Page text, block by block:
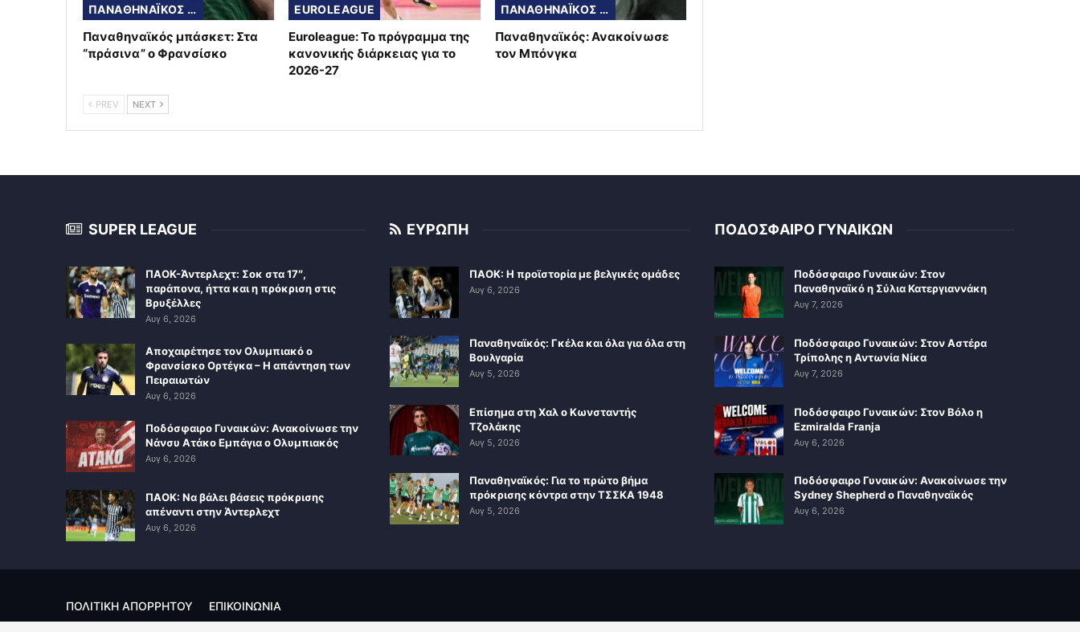
ΠΑΝΑΘΗΝΑΪΚΟΣ ΜΠΑΣΚΕΤ
Παναθηναϊκός μπάσκετ: Στα
“πράσινα” ο Φρανσίσκο
EUROLEAGUE
Euroleague: Το πρόγραμμα της
κανονικής διάρκειας για το
2026-27
ΠΑΝΑΘΗΝΑΪΚΟΣ ΜΠΑΣΚΕΤ
Παναθηναϊκός: Ανακοίνωσε
τον Μπόνγκα
PREV NEXT
SUPER LEAGUE
ΠΑΟΚ-Άντερλεχτ: Σοκ στα 17″,
παράπονα, ήττα και η πρόκριση στις
Βρυξέλλες
Αυγ 6, 2026
Αποχαιρέτησε τον Ολυμπιακό ο
Φρανσίσκο Ορτέγκα – Η απάντηση των
Πειραιωτών
Αυγ 6, 2026
Ποδόσφαιρο Γυναικών: Ανακοίνωσε την
Νάνσυ Ατάκο Εμπάγια ο Ολυμπιακός
Αυγ 6, 2026
ΠΑΟΚ: Να βάλει βάσεις πρόκρισης
απέναντι στην Άντερλεχτ
Αυγ 6, 2026
ΕΥΡΩΠΗ
ΠΑΟΚ: Η προϊστορία με βελγικές ομάδες
Αυγ 6, 2026
Παναθηναϊκός: Γκέλα και όλα για όλα στη
Βουλγαρία
Αυγ 5, 2026
Επίσημα στη Χαλ ο Κωνσταντής
Τζολάκης
Αυγ 5, 2026
Παναθηναϊκός: Για το πρώτο βήμα
πρόκρισης κόντρα στην ΤΣΣΚΑ 1948
Αυγ 5, 2026
ΠΟΔΟΣΦΑΙΡΟ ΓΥΝΑΙΚΩΝ
Ποδόσφαιρο Γυναικών: Στον
Παναθηναϊκό η Σύλια Κατεργιαννάκη
Αυγ 7, 2026
Ποδόσφαιρο Γυναικών: Στον Αστέρα
Τρίπολης η Αντωνία Νίκα
Αυγ 7, 2026
Ποδόσφαιρο Γυναικών: Στον Βόλο η
Ezmiralda Franja
Αυγ 6, 2026
Ποδόσφαιρο Γυναικών: Ανακοίνωσε την
Sydney Shepherd ο Παναθηναϊκός
Αυγ 6, 2026
ΠΟΛΙΤΙΚΗ ΑΠΟΡΡΗΤΟΥ ΕΠΙΚΟΙΝΩΝΙΑ